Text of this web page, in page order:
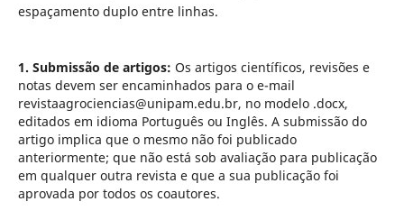
espaçamento duplo entre linhas.
1. Submissão de artigos: Os artigos científicos, revisões e
notas devem ser encaminhados para o e-mail
revistaagrociencias@unipam.edu.br, no modelo .docx,
editados em idioma Português ou Inglês. A submissão do
artigo implica que o mesmo não foi publicado
anteriormente; que não está sob avaliação para publicação
em qualquer outra revista e que a sua publicação foi
aprovada por todos os coautores.